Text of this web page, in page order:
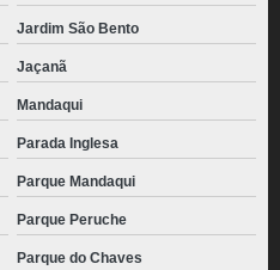
Jardim São Bento
Jaçanã
Mandaqui
Parada Inglesa
Parque Mandaqui
Parque Peruche
Parque do Chaves